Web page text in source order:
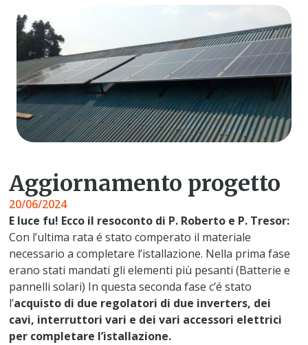
Aggiornamento progetto
20/06/2024
E luce fu! Ecco il resoconto di P. Roberto e P. Tresor:
Con l’ultima rata é stato comperato il materiale
necessario a completare l’istallazione. Nella prima fase
erano stati mandati gli elementi più pesanti (Batterie e
pannelli solari) In questa seconda fase c’é stato
l’acquisto di due regolatori di due inverters, dei
cavi, interruttori vari e dei vari accessori elettrici
per completare l’istallazione.